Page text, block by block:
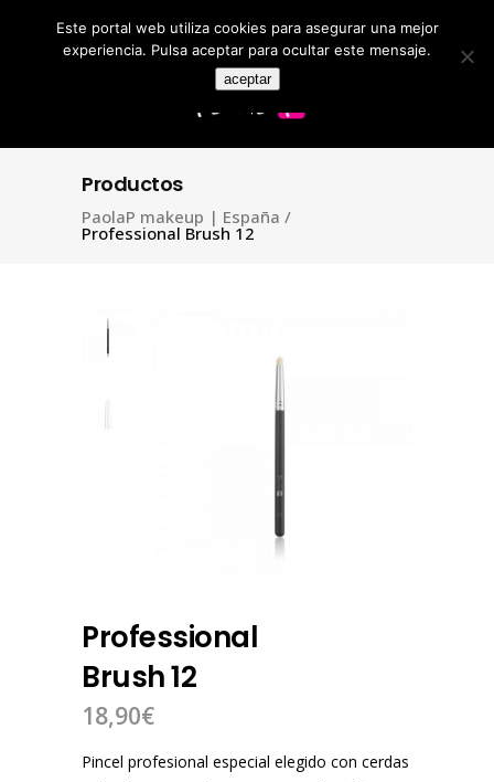
Search
for:
Productos
PaolaP makeup | España /
Professional Brush 12
Professional
Brush 12
18,90€
Pincel profesional especial elegido con cerdas
Este portal web utiliza cookies para asegurar una mejor
experiencia. Pulsa aceptar para ocultar este mensaje.
aceptar